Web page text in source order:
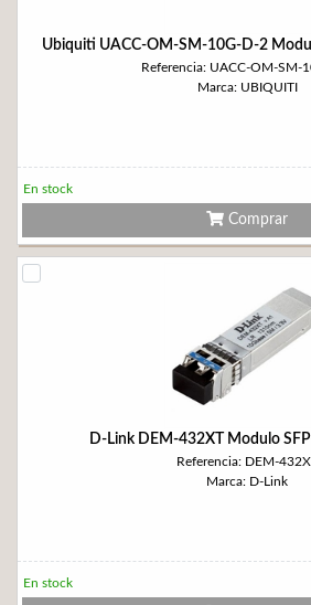
Ubiquiti UACC-OM-SM-10G-D-2
Referencia: UACC-OM-SM-
Marca: UBIQUITI
En stock
Comprar
D-Link DEM-432XT Modulo
Referencia: DEM-
Marca: D-Link
En stock